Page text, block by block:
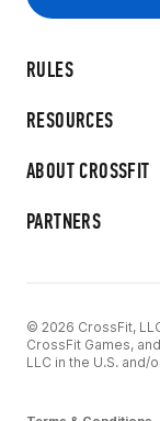
RULES
RESOURCES
ABOUT CROSSFIT
PARTNERS
© 2026 CrossFit,
CrossFit Games,
LLC in the U.S.